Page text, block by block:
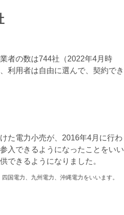
者の数は744社（2022年4月時
利用者は自由に選んで、契約でき
た電力小売が、2016年4月に行わ
入できるようになったことをいい
できるようになりました。
国電力、九州電力、沖縄電力をいいます。